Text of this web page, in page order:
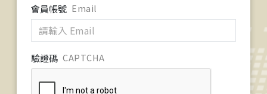
會員帳號 Email
驗證碼 CAPTCHA